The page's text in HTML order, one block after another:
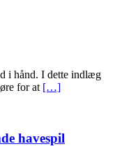
i hånd. I dette indlæg
for at […]
havespil